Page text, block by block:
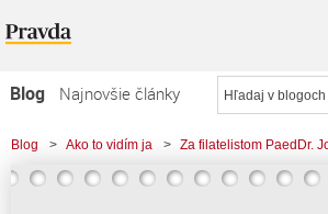
Blog
Najnovšie články
Najčítanejšie články
Najkomentovanejšie články
Blog > Ako to vidím ja > Za filatelistom PaedDr.